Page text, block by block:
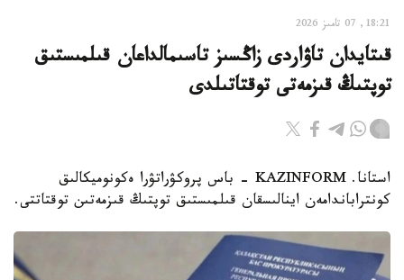
18:21, 07 تامىز 2026
قىتايدان تاۋاردى زاڭسىز تاسىمالداعان قىلمىستىق
توپتىڭ قىزمەتى توقتاتىلدى
استانا. KAZINFORM - باس پروكۋراتۋرا ەكونوميكالىق
كونتراباندامەن اينالىسقان قىلمىستىق توپتىڭ قىزمەتىن توقتاتتى.